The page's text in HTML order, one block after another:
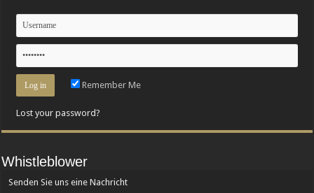
Remember Me
Lost your password?
Whistleblower
Senden Sie uns eine Nachricht